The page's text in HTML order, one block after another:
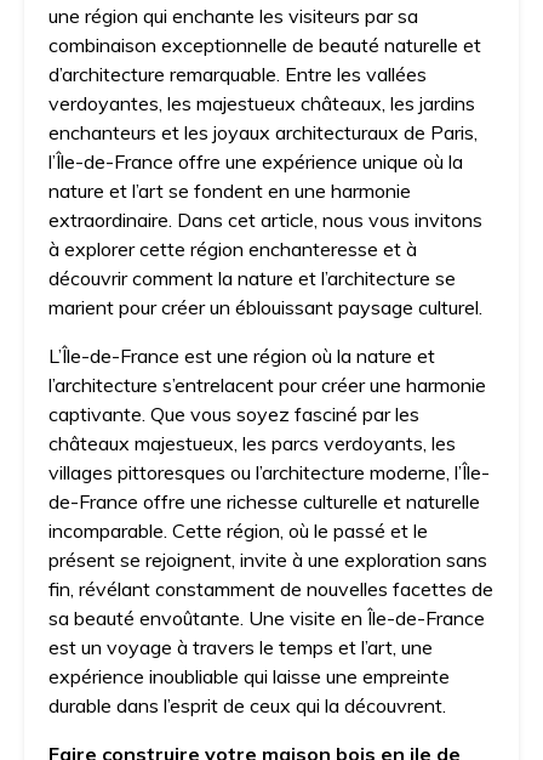
une région qui enchante les visiteurs par sa
combinaison exceptionnelle de beauté naturelle et
d’architecture remarquable. Entre les vallées
verdoyantes, les majestueux châteaux, les jardins
enchanteurs et les joyaux architecturaux de Paris,
l’Île-de-France offre une expérience unique où la
nature et l’art se fondent en une harmonie
extraordinaire. Dans cet article, nous vous invitons
à explorer cette région enchanteresse et à
découvrir comment la nature et l’architecture se
marient pour créer un éblouissant paysage culturel.
L’Île-de-France est une région où la nature et
l’architecture s’entrelacent pour créer une harmonie
captivante. Que vous soyez fasciné par les
châteaux majestueux, les parcs verdoyants, les
villages pittoresques ou l’architecture moderne, l’Île-
de-France offre une richesse culturelle et naturelle
incomparable. Cette région, où le passé et le
présent se rejoignent, invite à une exploration sans
fin, révélant constamment de nouvelles facettes de
sa beauté envoûtante. Une visite en Île-de-France
est un voyage à travers le temps et l’art, une
expérience inoubliable qui laisse une empreinte
durable dans l’esprit de ceux qui la découvrent.
Faire construire votre maison bois en ile de